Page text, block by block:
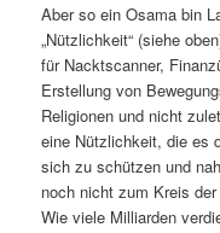
Aber so ein Osama bin
„Nützlichkeit“ (siehe
für Nacktscanner,
Erstellung von
Religionen und nicht
eine Nützlichkeit, die es
sich zu schützen und
noch nicht zum Kreis
Wie viele Milliarden